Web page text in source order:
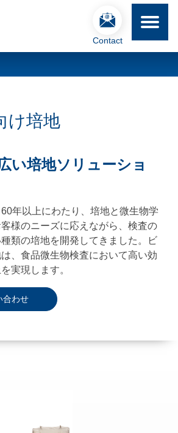
Contact
け培地
い培地ソリューショ
年以上にわたり、培地と微生物学
様のニーズに応えながら、検査の
類の培地を開発してきました。ビ
、食品微生物検査において高い効
実現します。
合わせ